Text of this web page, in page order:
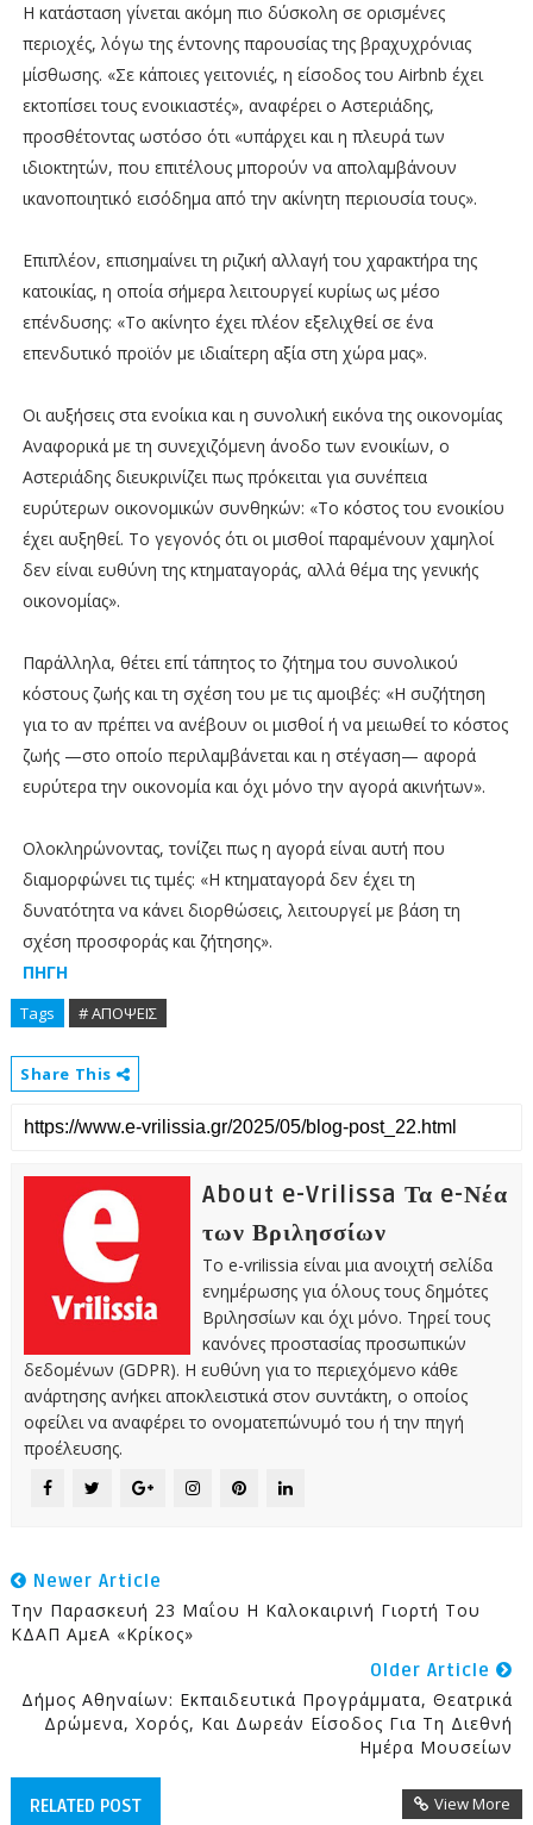
Η κατάσταση γίνεται ακόμη πιο δύσκολη σε ορισμένες
περιοχές, λόγω της έντονης παρουσίας της βραχυχρόνιας
μίσθωσης. «Σε κάποιες γειτονιές, η είσοδος του Airbnb έχει
εκτοπίσει τους ενοικιαστές», αναφέρει ο Αστεριάδης,
προσθέτοντας ωστόσο ότι «υπάρχει και η πλευρά των
ιδιοκτητών, που επιτέλους μπορούν να απολαμβάνουν
ικανοποιητικό εισόδημα από την ακίνητη περιουσία τους».
Επιπλέον, επισημαίνει τη ριζική αλλαγή του χαρακτήρα της
κατοικίας, η οποία σήμερα λειτουργεί κυρίως ως μέσο
επένδυσης: «Το ακίνητο έχει πλέον εξελιχθεί σε ένα
επενδυτικό προϊόν με ιδιαίτερη αξία στη χώρα μας».
Οι αυξήσεις στα ενοίκια και η συνολική εικόνα της οικονομίας
Αναφορικά με τη συνεχιζόμενη άνοδο των ενοικίων, ο
Αστεριάδης διευκρινίζει πως πρόκειται για συνέπεια
ευρύτερων οικονομικών συνθηκών: «Το κόστος του ενοικίου
έχει αυξηθεί. Το γεγονός ότι οι μισθοί παραμένουν χαμηλοί
δεν είναι ευθύνη της κτηματαγοράς, αλλά θέμα της γενικής
οικονομίας».
Παράλληλα, θέτει επί τάπητος το ζήτημα του συνολικού
κόστους ζωής και τη σχέση του με τις αμοιβές: «Η συζήτηση
για το αν πρέπει να ανέβουν οι μισθοί ή να μειωθεί το κόστος
ζωής —στο οποίο περιλαμβάνεται και η στέγαση— αφορά
ευρύτερα την οικονομία και όχι μόνο την αγορά ακινήτων».
Ολοκληρώνοντας, τονίζει πως η αγορά είναι αυτή που
διαμορφώνει τις τιμές: «Η κτηματαγορά δεν έχει τη
δυνατότητα να κάνει διορθώσεις, λειτουργεί με βάση τη
σχέση προσφοράς και ζήτησης».
ΠΗΓΗ
Tags # ΑΠΟΨΕΙΣ
Share This
About e-Vrilissa Τα e-Νέα
των Βριλησσίων
Το e-vrilissia είναι μια ανοιχτή σελίδα
ενημέρωσης για όλους τους δημότες
Βριλησσίων και όχι μόνο. Τηρεί τους
κανόνες προστασίας προσωπικών
δεδομένων (GDPR). Η ευθύνη για το περιεχόμενο κάθε
ανάρτησης ανήκει αποκλειστικά στον συντάκτη, ο οποίος
οφείλει να αναφέρει το ονοματεπώνυμό του ή την πηγή
προέλευσης.
Newer Article
Tην Παρασκευή 23 Μαΐου Η Καλοκαιρινή Γιορτή Του
ΚΔΑΠ ΑμεΑ «Κρίκος»
Older Article
Δήμος Αθηναίων: Εκπαιδευτικά Προγράμματα, Θεατρικά
Δρώμενα, Χορός, Και Δωρεάν Είσοδος Για Τη Διεθνή
Ημέρα Μουσείων
RELATED POST View More